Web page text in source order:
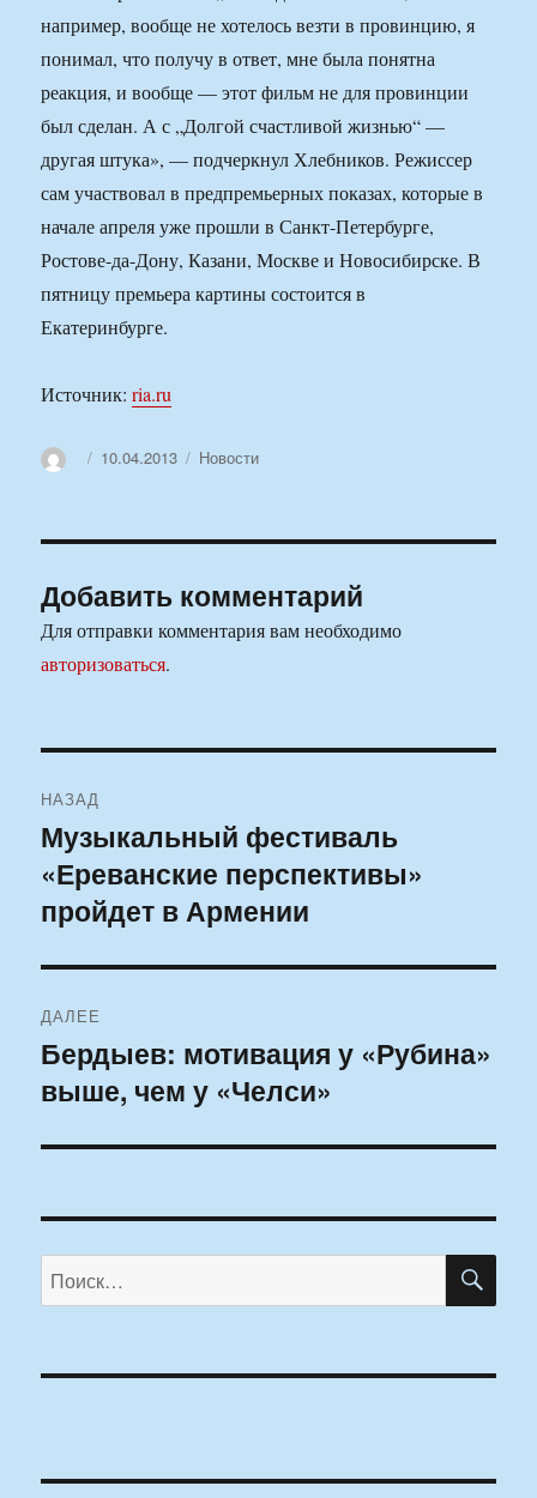
например, вообще не хотелось везти в провинцию, я
понимал, что получу в ответ, мне была понятна
реакция, и вообще — этот фильм не для провинции
был сделан. А с „Долгой счастливой жизнью“ —
другая штука», — подчеркнул Хлебников. Режиссер
сам участвовал в предпремьерных показах, которые в
начале апреля уже прошли в Санкт-Петербурге,
Ростове-да-Дону, Казани, Москве и Новосибирске. В
пятницу премьера картины состоится в
Екатеринбурге.
Источник:ria.ru
АвторОпубликовано
10.04.2013 Рубрики
Новости
Добавить комментарий
Для отправки комментария вам необходимо
авторизоваться.
по
записям
НАЗАД
Предыдущая
запись:
Музыкальный фестиваль
«Ереванские перспективы»
пройдет в Армении
ДАЛЕЕ
Следующая
запись:
Бердыев: мотивация у «Рубина»
выше, чем у «Челси»
Искать: